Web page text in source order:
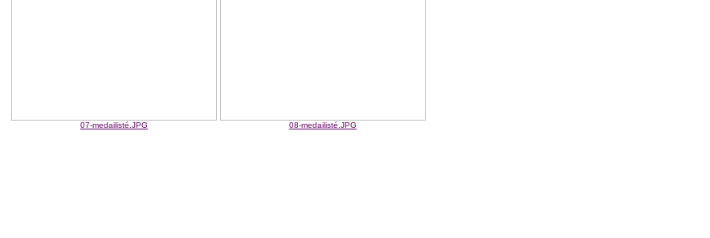
07-medailisté.JPG 08-medailisté.JPG